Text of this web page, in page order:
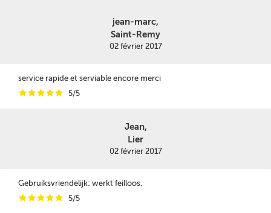
jean-marc,
Saint-Remy
02 février 2017
service rapide et serviable encore merci
iiiii 5/5
Jean,
Lier
02 février 2017
Gebruiksvriendelijk: werkt feilloos.
iiiii 5/5